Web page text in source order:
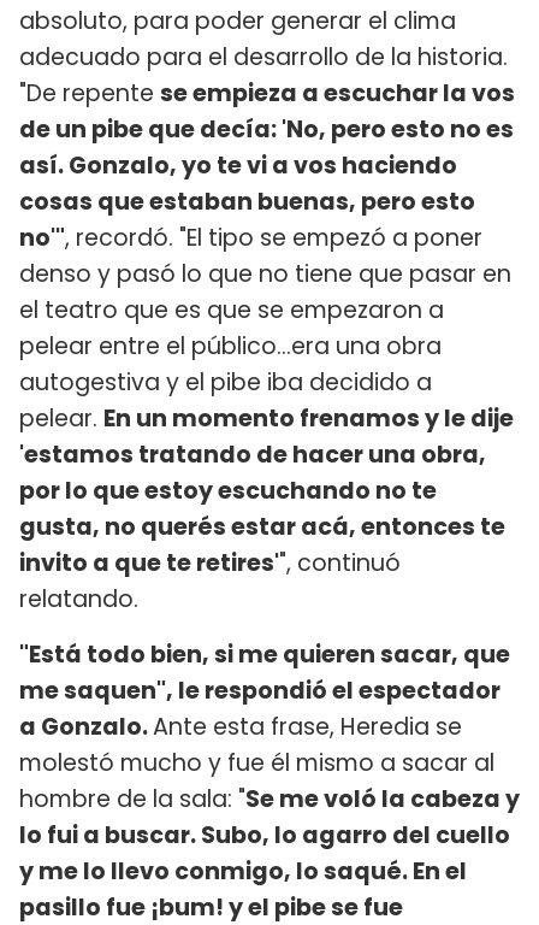
absoluto, para poder generar el clima
adecuado para el desarrollo de la historia.
"De repente se empieza a escuchar la vos
de un pibe que decía: 'No, pero esto no es
así. Gonzalo, yo te vi a vos haciendo
cosas que estaban buenas, pero esto
no'", recordó. "El tipo se empezó a poner
denso y pasó lo que no tiene que pasar en
el teatro que es que se empezaron a
pelear entre el público…era una obra
autogestiva y el pibe iba decidido a
pelear. En un momento frenamos y le dije
'estamos tratando de hacer una obra,
por lo que estoy escuchando no te
gusta, no querés estar acá, entonces te
invito a que te retires'", continuó
relatando.
"Está todo bien, si me quieren sacar, que
me saquen", le respondió el espectador
a Gonzalo.Ante esta frase, Heredia se
molestó mucho y fue él mismo a sacar al
hombre de la sala: "Se me voló la cabeza y
lo fui a buscar. Subo, lo agarro del cuello
y me lo llevo conmigo, lo saqué. En el
pasillo fue ¡bum! y el pibe se fue